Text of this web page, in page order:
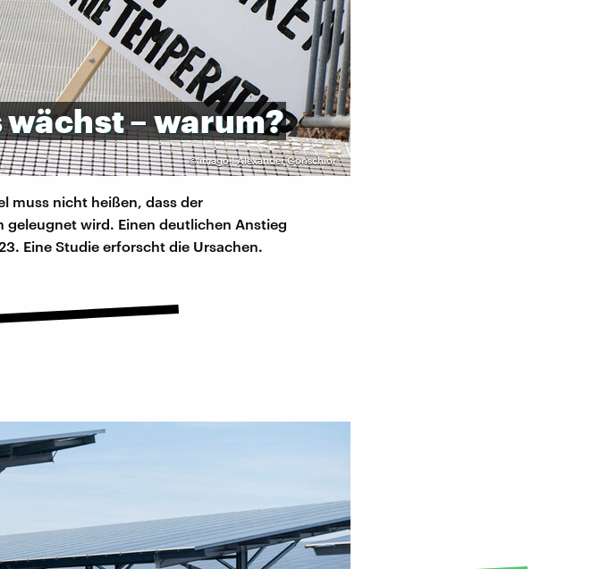
©imago | Alexander Gonschior
wächst–warum?
muss nicht heißen, dass der
wird. Einen deutlichen Anstieg
Eine Studie erforscht die Ursachen.